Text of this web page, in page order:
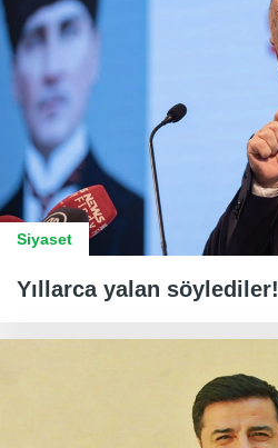
Siyaset
Yıllarca yalan söylediler!